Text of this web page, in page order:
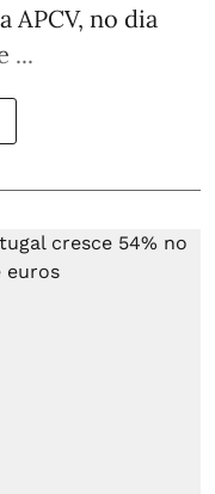
APCV, no dia
...